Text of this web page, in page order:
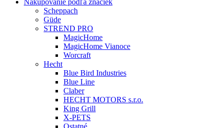
Nakupovanie podľa značiek
Scheppach
Güde
STREND PRO
MagicHome
MagicHome Vianoce
Worcraft
Hecht
Blue Bird Industries
Blue Line
Claber
HECHT MOTORS s.r.o.
King Grill
X-PETS
Ostatné